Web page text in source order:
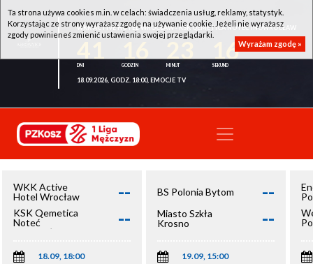
WKK ACTIVE HOTEL WROCŁAW - KSK QEMETICA NOTEĆ INOWROCŁAW
16
18.09.2026, GODZ. 18:00, EMOCJE TV
WKK Active
Hotel Wrocław
--
KSK Qemetica
Noteć
Inowrocław
--
18.09, 18:00
BS Polonia Bytom --
Miasto Szkła
Krosno
--
19.09, 15:00
Ta strona używa cookies m.in. w celach: świadczenia usług, reklamy, statystyk.
Korzystając ze strony wyrażasz zgodę na używanie cookie. Jeżeli nie wyrażasz
zgody powinieneś zmienić ustawienia swojej przeglądarki.
Wyrażam zgodę »